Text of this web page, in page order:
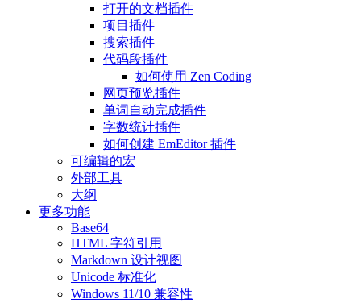
打开的文档插件
项目插件
搜索插件
代码段插件
如何使用 Zen Coding
网页预览插件
单词自动完成插件
字数统计插件
如何创建 EmEditor 插件
可编辑的宏
外部工具
大纲
更多功能
Base64
HTML 字符引用
Markdown 设计视图
Unicode 标准化
Windows 11/10 兼容性